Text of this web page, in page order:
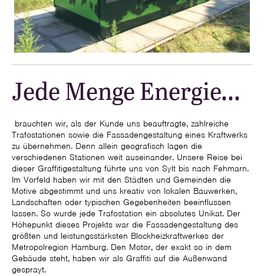
Jede Menge Energie...
brauchten wir, als der Kunde uns beauftragte, zahlreiche
Trafostationen sowie die Fassadengestaltung eines Kraftwerks
zu übernehmen. Denn allein geografisch lagen die
verschiedenen Stationen weit auseinander. Unsere Reise bei
dieser Graffitigestaltung führte uns von Sylt bis nach Fehmarn.
Im Vorfeld haben wir mit den Städten und Gemeinden die
Motive abgestimmt und uns kreativ von lokalen Bauwerken,
Landschaften oder typischen Gegebenheiten beeinflussen
lassen. So wurde jede Trafostation ein absolutes Unikat. Der
Höhepunkt dieses Projekts war die Fassadengestaltung des
größten und leistungsstärksten Blockheizkraftwerkes der
Metropolregion Hamburg. Den Motor, der exakt so in dem
Gebäude steht, haben wir als Graffiti auf die Außenwand
gesprayt.